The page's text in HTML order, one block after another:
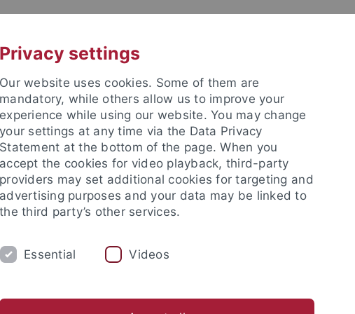
Fakultät
FAQ INTERN
und Sozialwissenschaftliche Fakultät Fachbereich
Privacy settings
Our website uses cookies. Some of them are
mandatory, while others allow us to improve your
experience while using our website. You may change
your settings at any time via the Data Privacy
Statement at the bottom of the page. When you
accept the cookies for video playback, third-party
providers may set additional cookies for targeting and
advertising purposes and your data may be linked to
the third party’s other services.
Essential Videos